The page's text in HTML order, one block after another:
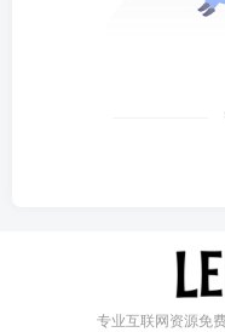
专业互联网资源免